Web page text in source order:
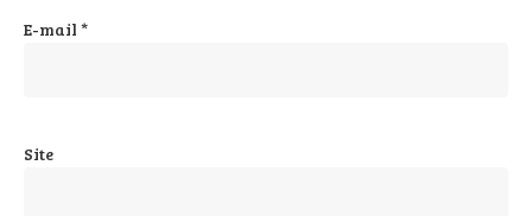
E-mail *
Site